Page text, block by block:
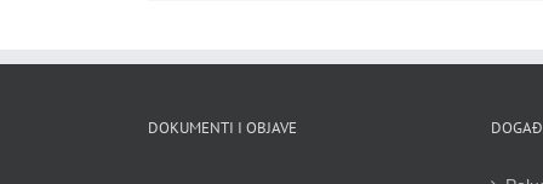
DOKUMENTI I OBJAVE